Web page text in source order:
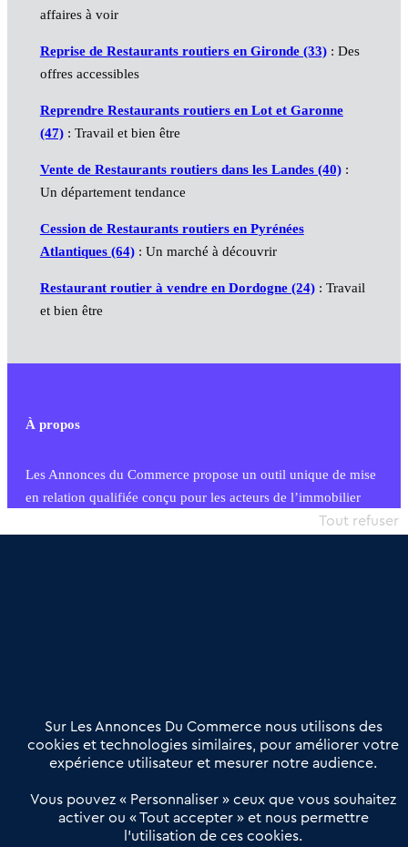
affaires à voir
Reprise de Restaurants routiers en Gironde (33): Des
offres accessibles
Reprendre Restaurants routiers en Lot et Garonne
(47): Travail et bien être
Vente de Restaurants routiers dans les Landes (40):
Un département tendance
Cession de Restaurants routiers en Pyrénées
Atlantiques (64): Un marché à découvrir
Restaurant routier à vendre en Dordogne (24): Travail
et bien être
À propos
Les Annonces du Commerce propose un outil unique de mise
en relation qualifiée conçu pour les acteurs de l’immobilier
commercial et les collectivités territoriales, simple et intégrant
Offres Pro
Actualités
Qui sommes nous ?
Derniers articles
Réseau 3C : un partenaire national dédié aux transactions
Sur Les Annonces Du Commerce nous utilisons des
cookies et technologies similaires, pour améliorer votre
expérience utilisateur et mesurer notre audience.
Vous pouvez « Personnaliser » ceux que vous souhaitez
activer ou « Tout accepter » et nous permettre
l’utilisation de ces cookies.
Tout refuser